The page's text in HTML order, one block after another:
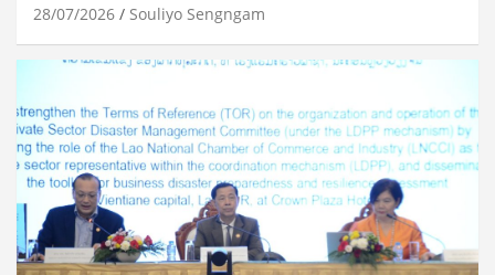
28/07/2026 Souliyo Sengngam